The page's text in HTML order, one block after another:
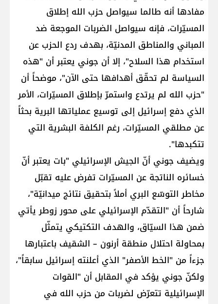
مفادها أنه طالما سيواصل حزب الله إطلاق
المسيّرات، فإنه سيواصل الضربات الموجعة ضد
المباني والمناطق المدنيّة، بهدف ردع الحزب عن
استخدام هذا السلاح"، إلا أن جوني يعتبر أن "هذه
السياسة لم تحقّق أهدافها حتى الآن"، موضحاً أن
"حزب الله لم يرتدع واستمرّ بإطلاق المسيّرات، الأمر
الذي دفع إسرائيل إلى توسيع عملياتها البرية بحثاً
عن مطلقي المسيّرات، رغم الكلفة البشرية التي
تتكبدها".
ويضيف جوني أنّ الجيش الإسرائيلي "بات يعتبر أنّ
خسائره الناتجة عن المسيّرات تفرض عليه تقبّل
مخاطر التوسّع البري أملاً بتحقيق نتائج ميدانيّة"،
شارحاً أن "التقدّم الإسرائيلي على محور زوطر يأتي
ضمن هذا السيّاق، والهدف التكتيكي يتمثّل
بمحاولة احتلال منطقة أرنون – الشقيف باعتبارها
جزءاً من "الخط الأصفر" الذي أعلنته إسرائيل سابقاً"،
ولكنّ جوني يؤكد في المقابل أن "القوات
الإسرائيلية تتعرّض لضربات من حزب الله في